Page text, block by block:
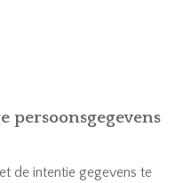
persoonsgegevens
de intentie gegevens te